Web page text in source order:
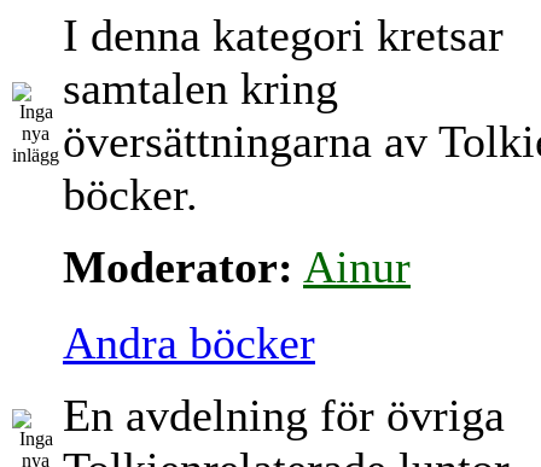
I denna kategori kretsar
samtalen kring
översättningarna av
böcker.
Moderator: Ainur
Andra böcker
En avdelning för övriga